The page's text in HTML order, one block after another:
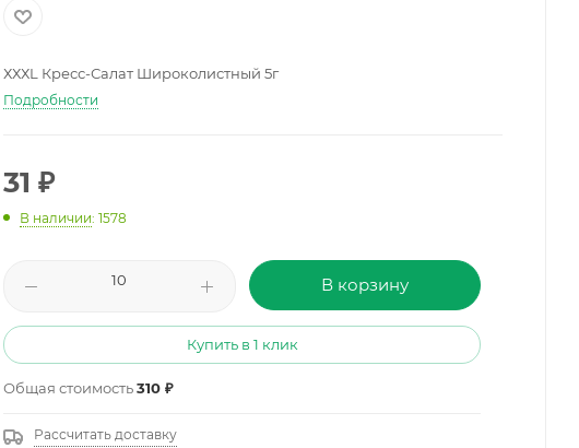
ХХХL Кресс-Салат Широколистный 5г
Подробности
31 ₽
В наличии: 1578
В корзину
Купить в 1 клик
Общая стоимость310 ₽
Рассчитать доставку